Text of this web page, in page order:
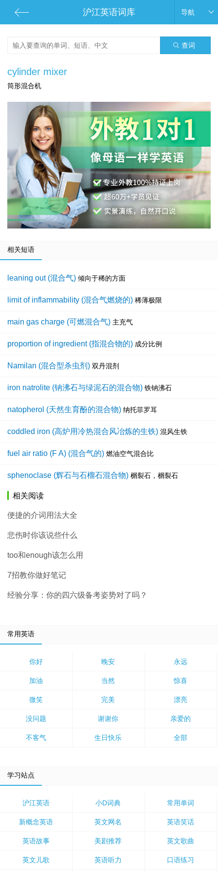
沪江英语词库 导航
查词
cylinder mixer
筒形混合机
相关短语
leaning out (混合气) 倾向于稀的方面
limit of inflammability (混合气燃烧的) 稀薄极限
main gas charge (可燃混合气) 主充气
proportion of ingredient (指混合物的) 成分比例
Namilan (混合型杀虫剂) 双丹混剂
iron natrolite (钠沸石与绿泥石的混合物) 铁钠沸石
natopherol (天然生育酚的混合物) 纳托菲罗耳
coddled iron (高炉用冷热混合风冶炼的生铁) 混风生铁
fuel air ratio (F A) (混合气的) 燃油空气混合比
sphenoclase (辉石与石榴石混合物) 榍裂石，榍裂石
相关阅读
便捷的介词用法大全
悲伤时你该说些什么
too和enough该怎么用
7招教你做好笔记
经验分享：你的四六级备考姿势对了吗？
常用英语
你好 晚安 永远
加油 当然 惊喜
微笑 完美 漂亮
没问题 谢谢你 亲爱的
不客气 生日快乐 全部
学习站点
沪江英语 小D词典 常用单词
新概念英语 英文网名 英语笑话
英语故事 美剧推荐 英文歌曲
英文儿歌 英语听力 口语练习